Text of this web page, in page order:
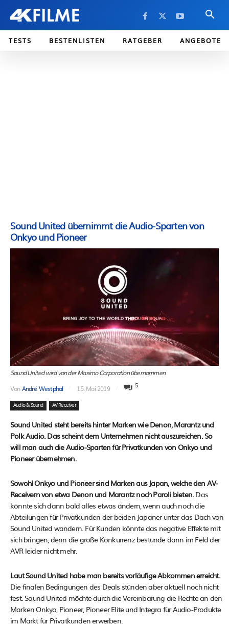
TESTS BESTENLISTEN RATGEBER ANGEBOTE
Sound United übernimmt die Audio-Sparten von
Onkyo und Pioneer
Sound United wird von der Masimo Corporation übernommen
VonAndré Westphal 15. Mai 2019 5
Audio & Sound AV Receiver
Sound United steht bereits hinter Marken wie Denon, Marantz und
Polk Audio. Das scheint dem Unternehmen nicht auszureichen. So
will man auch die Audio-Sparten für Privatkunden von Onkyo und
Pioneer übernehmen.
Sowohl Onkyo und Pioneer sind Marken aus Japan, welche den AV-
Receivern von etwa Denon und Marantz noch Paroli bieten.Das
könnte sich dann bald alles etwas ändern, wenn auch noch die
Abteilungen für Privatkunden der beiden Japaner unter das Dach von
Sound United wandern. Für Kunden könnte das negative Effekte mit
sich bringen, denn die große Konkurrenz bestünde dann im Feld der
AVR leider nicht mehr.
Laut Sound United habe man bereits vorläufige Abkommen erreicht.
Die finalen Bedingungen des Deals stünden aber aktuell noch nicht
fest. Sound United möchte durch die Vereinbarung die Rechte an den
Marken Onkyo, Pioneer, Pioneer Elite und Integra für Audio-Produkte
im Markt für Privatkunden erwerben.